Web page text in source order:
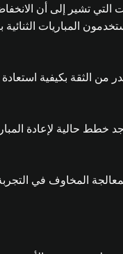
التي تشير إلى أن
المباريات
من الثقة بكيفية
في التجربة التي